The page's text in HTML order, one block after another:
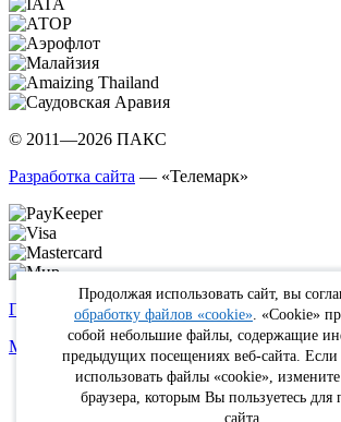
© 2011—2026 ПАКС
Разработка сайта — «Телемарк»
Политика в отношении обработки
Max
WhatsApp Telegram вКонтакте Youtube
Продолжая использовать сайт, вы
обработку файлов «cookie» . «Cookie»
собой небольшие файлы, содержащие
предыдущих посещениях веб-сайта. Если
использовать файлы «cookie»,
браузера, которым Вы пользуетесь для
сайта.
Online